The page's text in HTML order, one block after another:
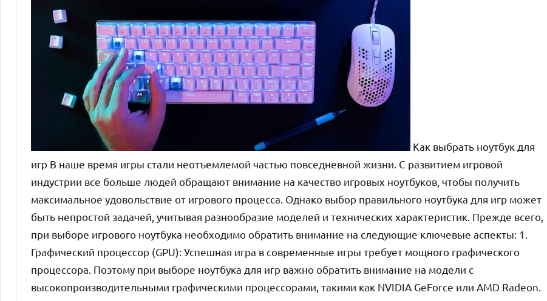
Как выбрать ноутбук для
игр В наше время игры стали неотъемлемой частью повседневной жизни. С развитием игровой
индустрии все больше людей обращают внимание на качество игровых ноутбуков, чтобы получить
максимальное удовольствие от игрового процесса. Однако выбор правильного ноутбука для игр может
быть непростой задачей, учитывая разнообразие моделей и технических характеристик. Прежде всего,
при выборе игрового ноутбука необходимо обратить внимание на следующие ключевые аспекты: 1.
Графический процессор (GPU): Успешная игра в современные игры требует мощного графического
процессора. Поэтому при выборе ноутбука для игр важно обратить внимание на модели с
высокопроизводительными графическими процессорами, такими как NVIDIA GeForce или AMD Radeon.